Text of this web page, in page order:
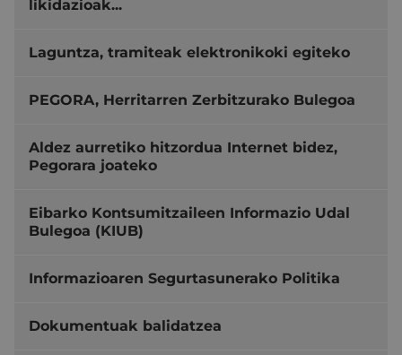
likidazioak...
Laguntza, tramiteak elektronikoki egiteko
PEGORA, Herritarren Zerbitzurako Bulegoa
Aldez aurretiko hitzordua Internet bidez,
Pegorara joateko
Eibarko Kontsumitzaileen Informazio Udal
Bulegoa (KIUB)
Informazioaren Segurtasunerako Politika
Dokumentuak balidatzea